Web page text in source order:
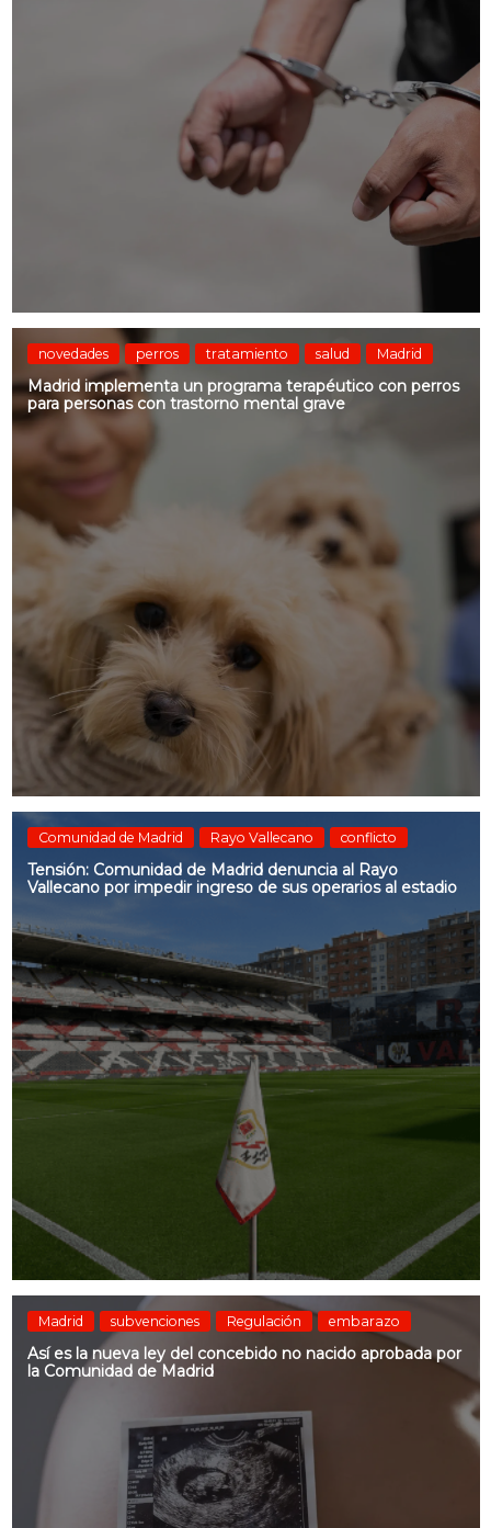
novedades perros tratamiento salud Madrid
Madrid implementa un programa terapéutico con perros
para personas con trastorno mental grave
Comunidad de Madrid Rayo Vallecano conflicto
Tensión: Comunidad de Madrid denuncia al Rayo
Vallecano por impedir ingreso de sus operarios al estadio
Madrid subvenciones Regulación embarazo
Así es la nueva ley del concebido no nacido aprobada por
la Comunidad de Madrid